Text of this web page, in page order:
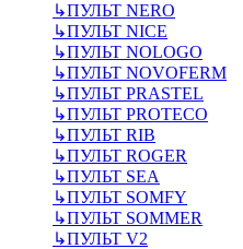
↳ПУЛЬТ NERO
↳ПУЛЬТ NICE
↳ПУЛЬТ NOLOGO
↳ПУЛЬТ NOVOFERM
↳ПУЛЬТ PRASTEL
↳ПУЛЬТ PROTECO
↳ПУЛЬТ RIB
↳ПУЛЬТ ROGER
↳ПУЛЬТ SEA
↳ПУЛЬТ SOMFY
↳ПУЛЬТ SOMMER
↳ПУЛЬТ V2